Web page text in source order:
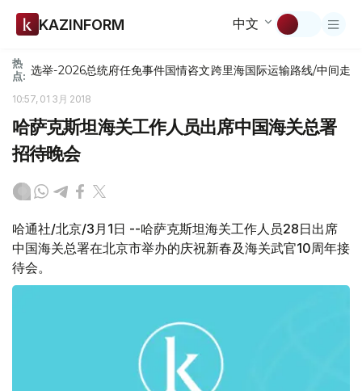
KAZINFORM 中文
热
点: 选举-2026总统府任免事件国情咨文跨里海国际运输路线/中间走廊
10:57, 01 3月 2018
哈萨克斯坦海关工作人员出席中国海关总署
招待晚会
哈通社/北京/3月1日 --哈萨克斯坦海关工作人员28日出席
中国海关总署在北京市举办的庆祝新春及海关武官10周年接
待会。